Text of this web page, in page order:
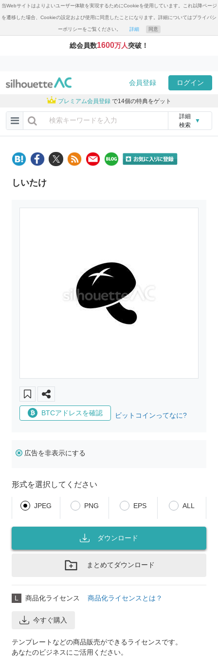
当Webサイトはよりよいユーザー体験を実現するためにCookieを使用しています。これ以降ページ
を遷移した場合、Cookieの設定および使用に同意したことになります。詳細についてはプライバシ
ーポリシーをご覧ください。 詳細 同意
総会員数1600万人突破！
会員登録 ログイン
プレミアム会員登録 で14個の特典をゲット
詳細
検索
▼
しいたけ
BTCアドレスを確認 ビットコインってなに?
広告を非表示にする
形式を選択してください
JPEG PNG EPS ALL
ダウンロード
まとめてダウンロード
L 商品化ライセンス 商品化ライセンスとは？
今すぐ購入
テンプレートなどの商品販売ができるライセンスです。
あなたのビジネスにご活用ください。